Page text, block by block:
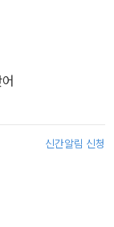
신간알림 신청